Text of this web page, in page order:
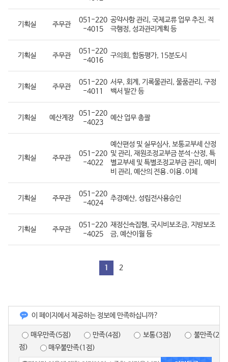
기획실 주무관
051-220
-4015
공약사항 관리, 국제교류 업무 추진, 적
극행정, 성과관리계획 등
기획실 주무관
051-220
-4016
구의회, 합동평가, 15분도시
기획실 주무관
051-220
-4011
서무, 회계, 기록물관리, 물품관리, 구정
백서 발간 등
기획실 예산계장
051-220
-4023
예산 업무 총괄
기획실 주무관
051-220
-4022
예산편성 및 실무심사, 보통교부세 산정
및 관리, 재원조정교부금 분석·산정, 특
별교부세 및 특별조정교부금 관리, 예비
비 관리, 예산의 전용․이용․이체
기획실 주무관
051-220
-4024
추경예산, 성립전사용승인
기획실 주무관
051-220
-4025
재정신속집행, 국시비보조금, 지방보조
금, 예산이월 등
1 2
이 페이지에서 제공하는 정보에 만족하십니까?
매우만족(5점) 만족(4점) 보통(3점)
점)
매우불만족(1점)